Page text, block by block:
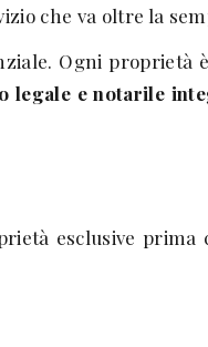
che va oltre la
Ogni proprietà
legale e notarile
esclusive